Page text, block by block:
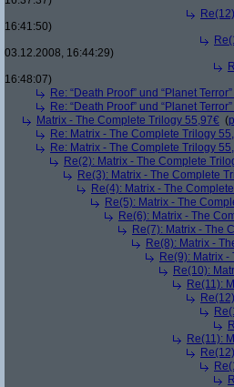
16:41:50)
03.12.2008, 16:44:29)
16:48:07)
Re: “Death Proof” und “Planet
Re: “Death Proof” und “Planet
Matrix - The Complete Trilogy 55,97€ (
Re: Matrix - The Complete Trilogy
Re: Matrix - The Complete Trilogy
Re(2): Matrix - The Complete
Re(3): Matrix - The Complete
Re(4): Matrix - The
Re(5): Matrix - The
Re(6): Matrix - The
Re(7): Matrix - The
Re(8): Matrix -
Re(9): Matrix
Re(10):
Re(11):
Re(11):